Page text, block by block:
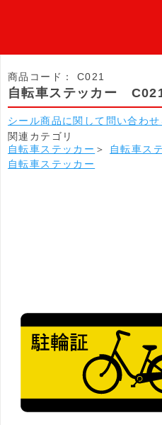
商品コード： C021
自転車ステッカー
シール商品に関して問い合わ
関連カテゴリ
自転車ステッカー ＞
自転車ス
自転車ステッカー